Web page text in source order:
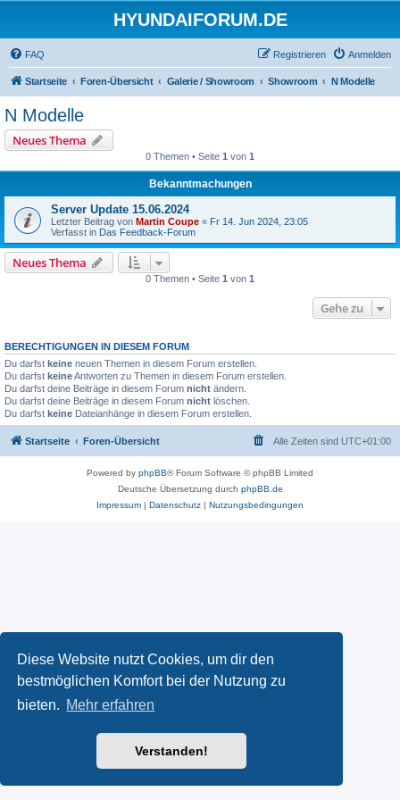
Diese Website nutzt Cookies, um dir den
bestmöglichen Komfort bei der Nutzung zu
bieten. Mehr erfahren
Verstanden!
HYUNDAIFORUM.DE
FAQ Anmelden
Registrieren
Startseite Foren-Übersicht Galerie / Showroom Showroom N Modelle
N Modelle
Neues Thema
0 Themen • Seite 1 von 1
Bekanntmachungen
Server Update 15.06.2024
Letzter Beitrag von Martin Coupe « Fr 14. Jun 2024, 23:05
Verfasst in Das Feedback-Forum
Neues Thema
0 Themen • Seite 1 von 1
Gehe zu
BERECHTIGUNGEN IN DIESEM FORUM
Du darfst keine neuen Themen in diesem Forum erstellen.
Du darfst keineAntworten zu Themen in diesem Forum erstellen.
Du darfst deine Beiträge in diesem Forum nicht ändern.
Du darfst deine Beiträge in diesem Forum nicht löschen.
Du darfst keine Dateianhänge in diesem Forum erstellen.
Startseite Foren-Übersicht Alle Zeiten sind UTC+01:00
Powered by phpBB® Forum Software © phpBB Limited
Deutsche Übersetzung durch phpBB.de
Impressum | Datenschutz | Nutzungsbedingungen